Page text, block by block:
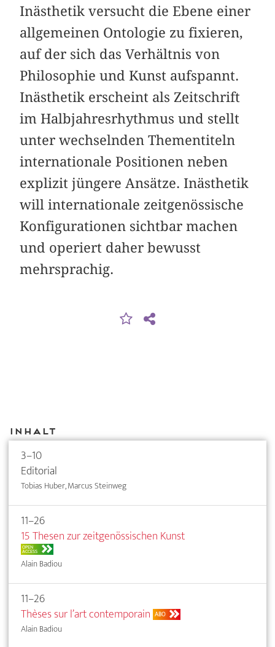
Inästhetik versucht die Ebene einer
allgemeinen Ontologie zu fixieren,
auf der sich das Verhältnis von
Philosophie und Kunst aufspannt.
Inästhetik erscheint als Zeitschrift
im Halbjahresrhythmus und stellt
unter wechselnden Thementiteln
internationale Positionen neben
explizit jüngere Ansätze. Inästhetik
will internationale zeitgenössische
Konfigurationen sichtbar machen
und operiert daher bewusst
mehrsprachig.
Inhalt
3–10
Editorial
Tobias Huber, Marcus Steinweg
11–26
15 Thesen zur zeitgenössischen Kunst
OPEN
ACCESS
Alain Badiou
11–26
Thèses sur l’art contemporain ABO
Alain Badiou